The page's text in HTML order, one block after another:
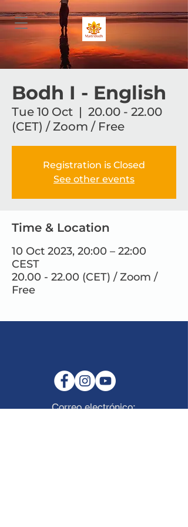
Bodh I - English
Tue 10 Oct
  |
20.00 - 22.00
(CET) / Zoom / Free
Registration is Closed
See other events
Time & Location
10 Oct 2023, 20:00 – 22:00
CEST
20.00 - 22.00 (CET) / Zoom /
Free
Correo electrónico: